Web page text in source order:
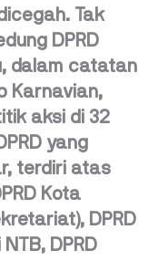
Tak
DPRD
dalam catatan
Karnavian,
aksi di 32
yang
terdiri atas
Kota
DPRD
DPRD